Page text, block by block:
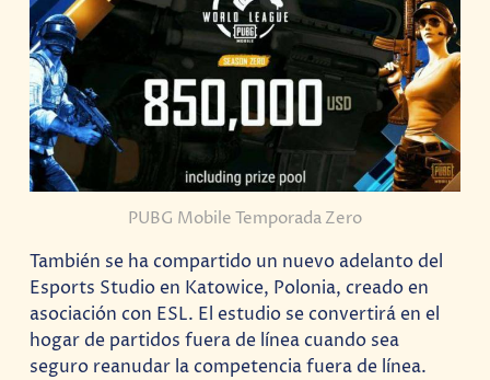
PUBG Mobile Temporada Zero
También se ha compartido un nuevo adelanto del
Esports Studio en Katowice, Polonia, creado en
asociación con ESL. El estudio se convertirá en el
hogar de partidos fuera de línea cuando sea
seguro reanudar la competencia fuera de línea.